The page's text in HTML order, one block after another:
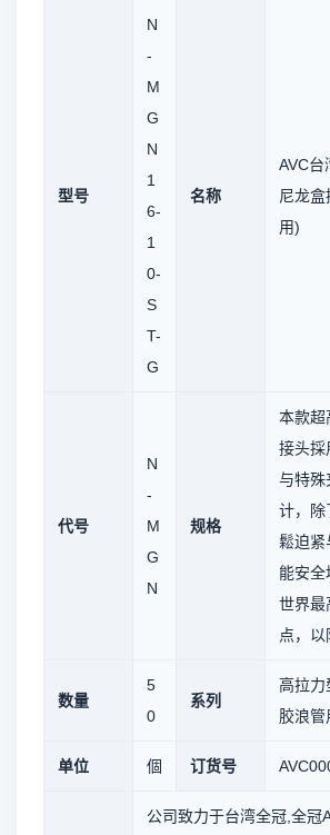
型号
N
-
M
G
N
1
6-
1
0-
S
T-
G
名称
AVC台
尼龙
用)
代号
N
-
M
G
N
规格
本款超
接头採
与特殊
计，除
鬆迫紧
能安全
世界最
点，
数量
5
0
系列
高拉力
胶浪管
单位 個 订货号
公司致力于台湾全冠,全冠